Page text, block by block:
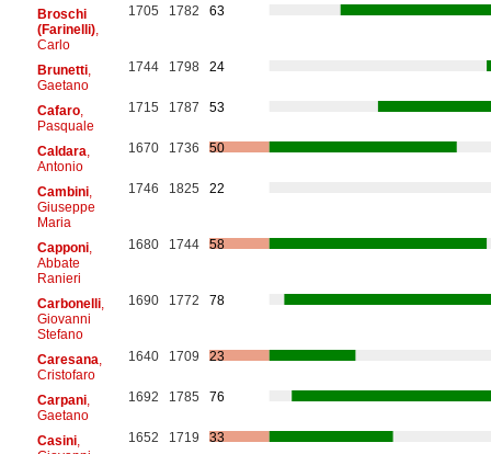
Broschi
(Farinelli),
Carlo
1705 1782 63
Brunetti,
Gaetano
1744 1798 24
Cafaro,
Pasquale
1715 1787 53
Caldara
Antonio
1670 1736 50
Cambini,
Giuseppe
Maria
1746 1825 22
Capponi,
Abbate
Ranieri
1680 1744 58
Carbonelli,
Giovanni
Stefano
1690 1772 78
Caresana
Cristofaro
1640 1709 23
Carpani,
Gaetano
1692 1785 76
Casini,
1652 1719 33